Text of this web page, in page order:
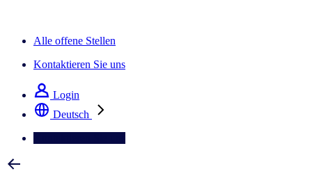
Alle offene Stellen
Kontaktieren Sie uns
Login
Deutsch